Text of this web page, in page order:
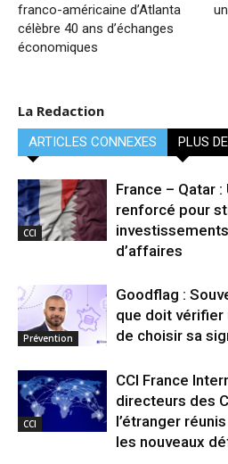
franco-américaine d’Atlanta
célèbre 40 ans d’échanges
économiques
La Redaction
ARTICLES CONNEXES PLUS
CCI
France – Qatar
renforcé pour
d’affaires
Prévention
Goodflag :
que doit vérifier
de choisir sa
CCI
CCI France
directeurs des
l’étranger
les nouveaux